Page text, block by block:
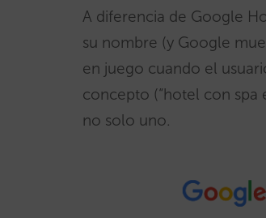
A diferencia de Google
su nombre (y Google
en juego cuando el
concepto (“hotel con spa
no solo uno.